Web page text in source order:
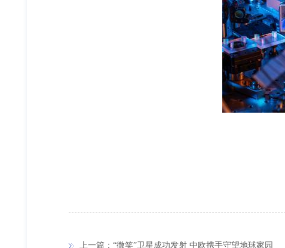
上一篇：“微笑”卫星成功发射 中欧携手守望地球家园